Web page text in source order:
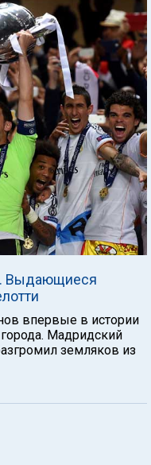
Выдающиеся
впервые в истории
Мадридский
земляков из